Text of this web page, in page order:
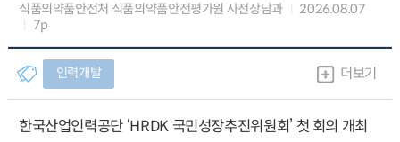
식품의약품안전처 식품의약품안전평가원 사전상담과
2026.08.07
7p
인력개발 더보기
한국산업인력공단 ‘HRDK 국민성장추진위원회’ 첫 회의 개최